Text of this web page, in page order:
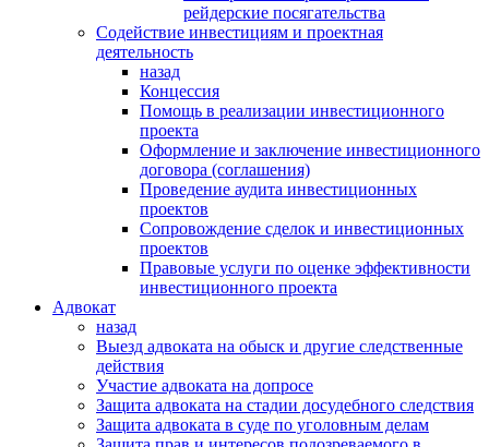
рейдерские посягательства
Содействие инвестициям и проектная
деятельность
назад
Концессия
Помощь в реализации инвестиционного
проекта
Оформление и заключение инвестиционного
договора (соглашения)
Проведение аудита инвестиционных
проектов
Сопровождение сделок и инвестиционных
проектов
Правовые услуги по оценке эффективности
инвестиционного проекта
Адвокат
назад
Выезд адвоката на обыск и другие следственные
действия
Участие адвоката на допросе
Защита адвоката на стадии досудебного следствия
Защита адвоката в суде по уголовным делам